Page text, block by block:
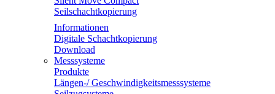
Seilschachtkopierung
Informationen
Digitale Schachtkopierung
Download
Messsysteme
Produkte
Längen-/ Geschwindigkeitsmesssysteme